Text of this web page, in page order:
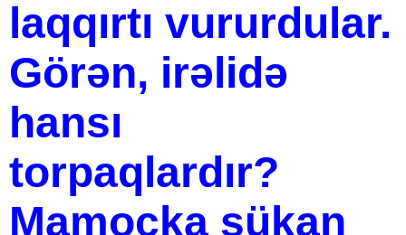
laqqırtı vururdular.
Görən, irəlidə
hansı
torpaqlardır?
Mamoçka sükan